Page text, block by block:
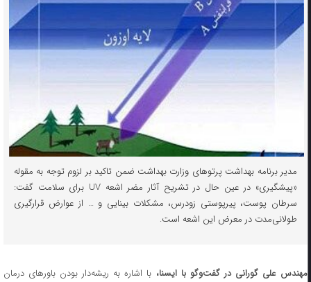
مدیر برنامه بهداشت پرتوهای وزارت بهداشت ضمن تاکید بر لزوم توجه به مقوله
«پیشگیری» در عین حال در تشریح آثار مضر اشعه UV برای سلامت گفت:
سرطان پوست، پیرپوستی زودرس، مشکلات بینایی و … از عوارض قرارگیری
طولانی‌مدت در معرض این اشعه است.
مهندس علی گورانی در گفت‌وگو با ایسنا، با اشاره به ریشه‌دار بودن باورهای درمان